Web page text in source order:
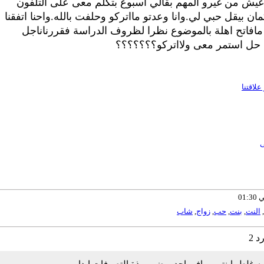
من غيرو المهم بقالي اسبوع بتكلم معى على التلفون
بيقل حبي لي.وانا وعدتو مااتركو وحلفت بالله.واحنا اتفقنا
اهلة بالموضوع نظرا لظروف الدراسة فقررناناجل
حل استمر معى ولااتركو؟؟؟؟؟؟؟
, النت, بنت, حب, زواج, شاب